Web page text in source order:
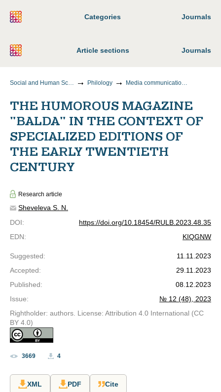
Categories Journals
Article sections Journals
Social and Human Sciences Philology Media communications and journalism
THE HUMOROUS MAGAZINE
"BALDA" IN THE CONTEXT OF
SPECIALIZED EDITIONS OF
THE EARLY TWENTIETH
CENTURY
Research article
Sheveleva S. N.
DOI:
https://doi.org/10.18454/RULB.2023.48.35
EDN: KIQGNW
Suggested:
11.11.2023
Accepted:
29.11.2023
Published:
08.12.2023
Issue:
№ 12 (48), 2023
Rightholder: authors. License: Attribution 4.0 International (CC
BY 4.0)
3669 4
XML PDF Cite